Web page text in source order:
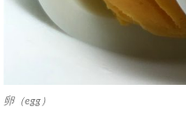
卵（egg）